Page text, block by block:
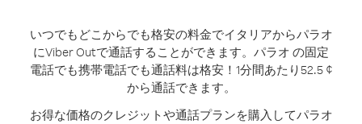
いつでもどこからでも格安の料金でイタリアからパラオ
にViber Outで通話することができます。 パラオ の固定
電話でも携帯電話でも通話料は格安！1分間あたり52.5 ¢
から通話できます。
お得な価格のクレジットや通話プランを購入してパラオ